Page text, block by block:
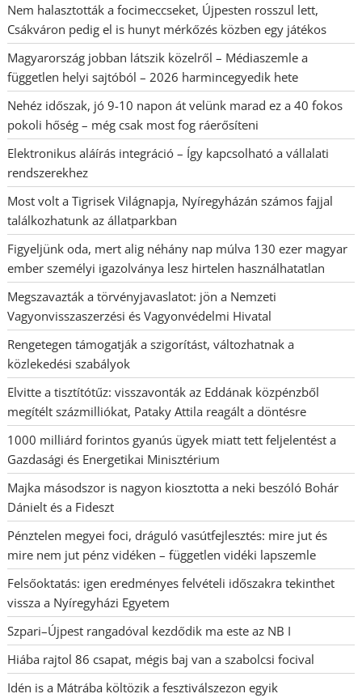
Nem halasztották a focimeccseket, Újpesten rosszul lett,
Csákváron pedig el is hunyt mérkőzés közben egy játékos
Magyarország jobban látszik közelről – Médiaszemle a
független helyi sajtóból – 2026 harmincegyedik hete
Nehéz időszak, jó 9-10 napon át velünk marad ez a 40 fokos
pokoli hőség – még csak most fog ráerősíteni
Elektronikus aláírás integráció – Így kapcsolható a vállalati
rendszerekhez
Most volt a Tigrisek Világnapja, Nyíregyházán számos fajjal
találkozhatunk az állatparkban
Figyeljünk oda, mert alig néhány nap múlva 130 ezer magyar
ember személyi igazolványa lesz hirtelen használhatatlan
Megszavazták a törvényjavaslatot: jön a Nemzeti
Vagyonvisszaszerzési és Vagyonvédelmi Hivatal
Rengetegen támogatják a szigorítást, változhatnak a
közlekedési szabályok
Elvitte a tisztítótűz: visszavonták az Eddának közpénzből
megítélt százmilliókat, Pataky Attila reagált a döntésre
1000 milliárd forintos gyanús ügyek miatt tett feljelentést a
Gazdasági és Energetikai Minisztérium
Majka másodszor is nagyon kiosztotta a neki beszóló Bohár
Dánielt és a Fideszt
Pénztelen megyei foci, dráguló vasútfejlesztés: mire jut és
mire nem jut pénz vidéken – független vidéki lapszemle
Felsőoktatás: igen eredményes felvételi időszakra tekinthet
vissza a Nyíregyházi Egyetem
Szpari–Újpest rangadóval kezdődik ma este az NB I
Hiába rajtol 86 csapat, mégis baj van a szabolcsi focival
Idén is a Mátrába költözik a fesztiválszezon egyik